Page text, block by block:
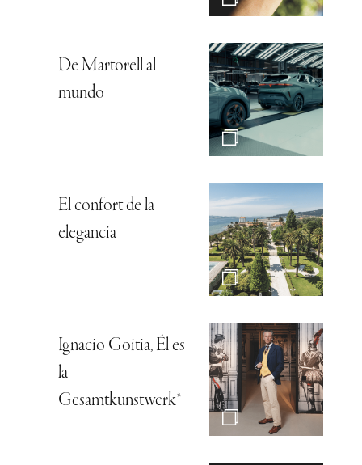
De Martorell al
mundo
El confort de la
elegancia
Ignacio Goitia, Él es
la
Gesamtkunstwerk*